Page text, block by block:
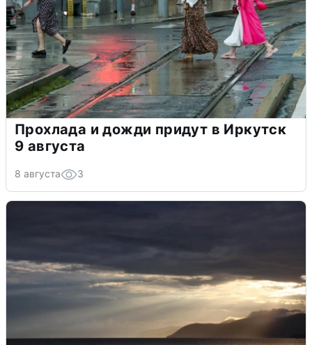
Прохлада и дожди придут в Иркутск
9 августа
8 августа 3